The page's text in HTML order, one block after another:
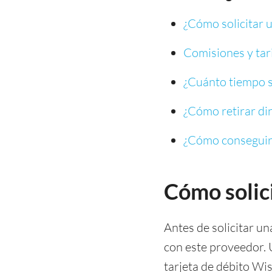
¿Cómo solicitar
Comisiones y
¿Cuánto tiempo
¿Cómo retirar
¿Cómo
Cómo
Antes de solicitar
con este proveedor.
tarjeta de débito